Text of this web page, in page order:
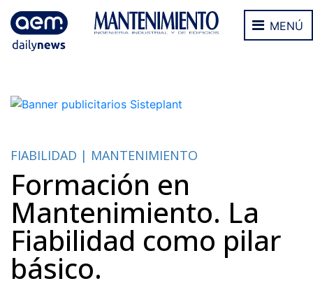
MENÚ
FIABILIDAD | MANTENIMIENTO
Formación en
Mantenimiento. La
Fiabilidad como pilar
básico.